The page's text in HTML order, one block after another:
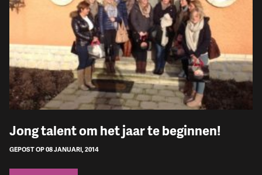
Jong talent om het jaar te beginnen!
GEPOST OP 08 JANUARI, 2014